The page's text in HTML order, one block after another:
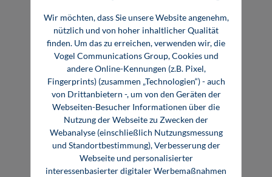
Niels Bernau
Programmleiter Fachbuch und Seminar
Tel.: +49 931 418-2218
niels.bernau@vogel.de
Für Unternehmen
Wir möchten, dass Sie unsere Website angenehm,
nützlich und von hoher inhaltlicher Qualität
finden. Um das zu erreichen, verwenden wir, die
Vogel Communications Group, Cookies und
andere Online-Kennungen (z.B. Pixel,
Fingerprints) (zusammen „Technologien“) - auch
von Drittanbietern -, um von den Geräten der
Webseiten-Besucher Informationen über die
Nutzung der Webseite zu Zwecken der
Webanalyse (einschließlich Nutzungsmessung
und Standortbestimmung), Verbesserung der
Webseite und personalisierter
interessenbasierter digitaler Werbemaßnahmen